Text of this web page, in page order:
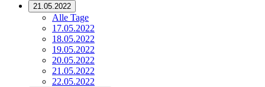
21.05.2022
Alle Tage
17.05.2022
18.05.2022
19.05.2022
20.05.2022
21.05.2022
22.05.2022